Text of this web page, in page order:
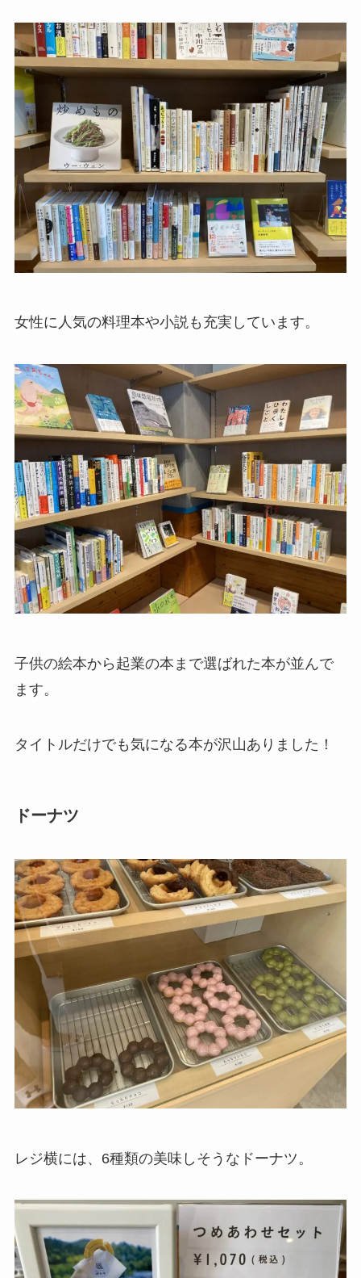
女性に人気の料理本や小説も充実しています。
子供の絵本から起業の本まで選ばれた本が並んで
ます。
タイトルだけでも気になる本が沢山ありました！
ドーナツ
レジ横には、6種類の美味しそうなドーナツ。